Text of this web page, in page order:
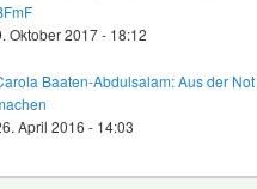
Oktober 2017 - 18:12
Baaten-Abdulsalam: Aus der
April 2016 - 14:03